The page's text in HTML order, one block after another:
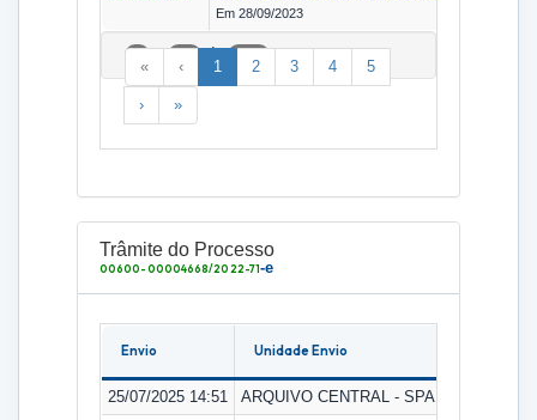
Em 28/09/2023
1 a 25 de 288
« ‹ 1 2 3 4 5
› »
Trâmite do Processo
00600-00004668/2022-71-e
Envio Unidade Envio
25/07/2025 14:51
ARQUIVO CENTRAL - SPA